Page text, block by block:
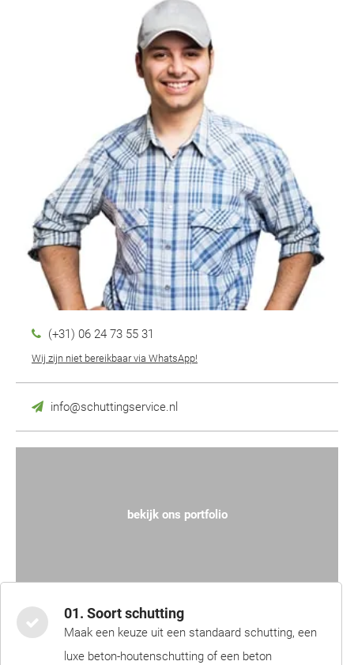
(+31) 06 24 73 55 31
Wij zijn niet bereikbaar via WhatsApp!
info@schuttingservice.nl
bekijk ons portfolio
01. Soort schutting
Maak een keuze uit een standaard schutting, een
luxe beton-houtenschutting of een beton